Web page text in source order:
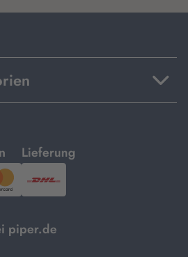
Lieferung
mit
DHL.
piper.de